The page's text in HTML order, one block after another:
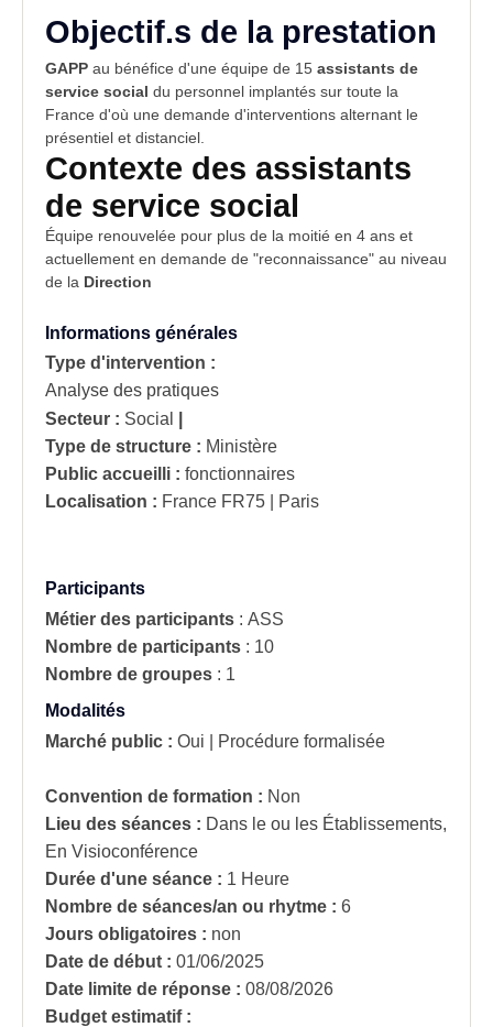
Objectif.s de la prestation
GAPP au bénéfice d'une équipe de 15 assistants de
service social du personnel implantés sur toute la
France d'où une demande d'interventions alternant le
présentiel et distanciel.
Contexte des assistants
de service social
Équipe renouvelée pour plus de la moitié en 4 ans et
actuellement en demande de "reconnaissance" au niveau
de la Direction
Informations générales
Type d'intervention :
Analyse des pratiques
Secteur : Social
Type de structure : Ministère
Public accueilli : fonctionnaires
Localisation : France FR75 | Paris
Participants
Métier des participants : ASS
Nombre de participants : 10
Nombre de groupes : 1
Modalités
Marché public : Oui Procédure formalisée
Convention de formation : Non
Lieu des séances : Dans le ou les Établissements,
En Visioconférence
Durée d'une séance : 1 Heure
Nombre de séances/an ou rhytme : 6
Jours obligatoires : non
Date de début : 01/06/2025
Date limite de réponse : 08/08/2026
Budget estimatif :